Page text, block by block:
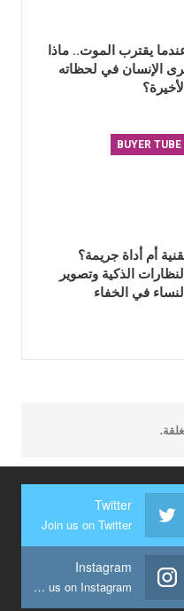
يقترب الموت.. ماذا
الإنسان في لحظاته
الأخيرة؟
BUYER TUBE
أم أداة جريمة؟
النظارات الذكية وتصوير
النساء في الخفاء
Twitter
Join us on Twitter
Instagram
Join us on Instagram